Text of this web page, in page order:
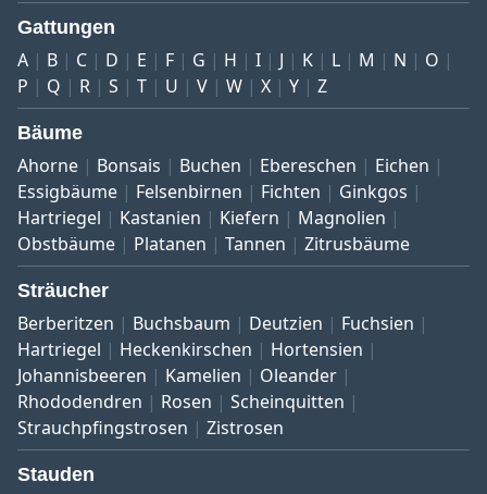
Gattungen
A B C D E F G H I J K L M N
O
P
Q R S T U V W X Y Z
Bäume
Ahorne Bonsais Buchen Ebereschen
Eichen
Essigbäume
Felsenbirnen Fichten
Ginkgos
Hartriegel
Kastanien Kiefern
Magnolien
Obstbäume
Platanen Tannen Zitrusbäume
Sträucher
Berberitzen Buchsbaum Deutzien
Fuchsien
Hartriegel
Heckenkirschen
Hortensien
Johannisbeeren
Kamelien
Oleander
Rhododendren
Rosen
Scheinquitten
Strauchpfingstrosen
Zistrosen
Stauden